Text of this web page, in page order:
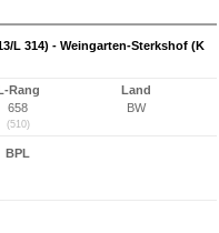
L 314) - Weingarten-Sterkshof (K
L-Rang
658
(510)
Land
BW
BPL